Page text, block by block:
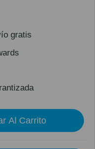
gratis
Al Carrito